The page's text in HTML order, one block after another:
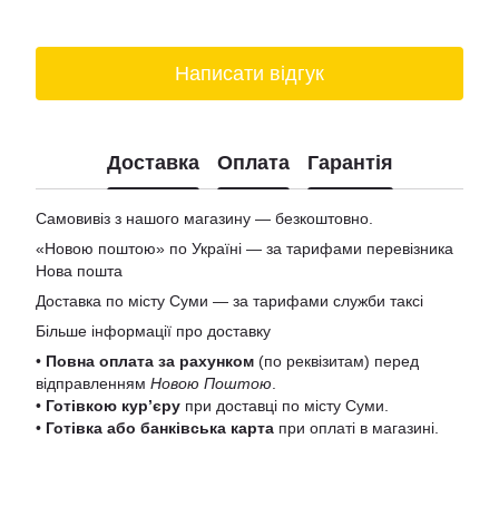
Написати відгук
Доставка Оплата Гарантія
Самовивіз з нашого магазину — безкоштовно.
«Новою поштою» по Україні — за тарифами перевізника
Нова пошта
Доставка по місту Суми — за тарифами служби таксі
Більше інформації про доставку
• Повна оплата за рахунком (по реквізитам) перед
відправленням Новою Поштою
• Готівкою кур’єру при доставці по місту Суми.
• Готівка або банківська карта при оплаті в магазині.